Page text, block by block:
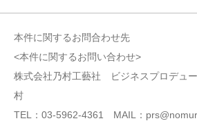
本件に関するお問合わせ先
<本件に関するお問い合わせ>
株式会社乃村工藝社 ビジネスプロデ
村
TEL：03-5962-4361 MAIL：